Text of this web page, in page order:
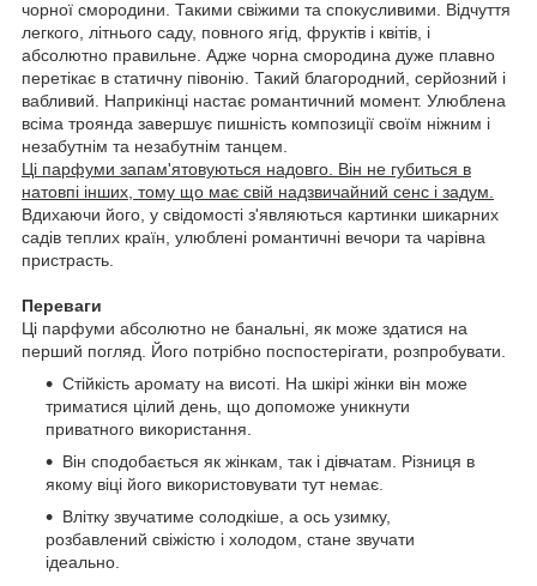
чорної смородини. Такими свіжими та спокусливими. Відчуття
легкого, літнього саду, повного ягід, фруктів і квітів, і
абсолютно правильне. Адже чорна смородина дуже плавно
перетікає в статичну півонію. Такий благородний, серйозний і
вабливий. Наприкінці настає романтичний момент. Улюблена
всіма троянда завершує пишність композиції своїм ніжним і
незабутнім та незабутнім танцем.
Ці парфуми запам'ятовуються надовго. Він не губиться в
натовпі інших, тому що має свій надзвичайний сенс і задум.
Вдихаючи його, у свідомості з'являються картинки шикарних
садів теплих країн, улюблені романтичні вечори та чарівна
пристрасть.
Переваги
Ці парфуми абсолютно не банальні, як може здатися на
перший погляд. Його потрібно поспостерігати, розпробувати.
Стійкість аромату на висоті. На шкірі жінки він може
триматися цілий день, що допоможе уникнути
приватного використання.
Він сподобається як жінкам, так і дівчатам. Різниця в
якому віці його використовувати тут немає.
Влітку звучатиме солодкіше, а ось узимку,
розбавлений свіжістю і холодом, стане звучати
ідеально.